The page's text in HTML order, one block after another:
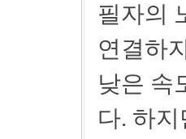
필자의
연결하
낮은 속
다. 하